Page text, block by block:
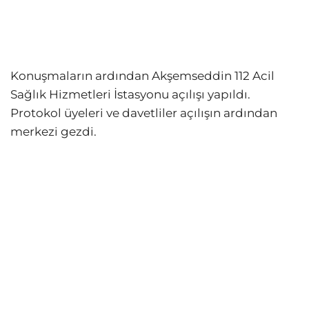
Konuşmaların ardından Akşemseddin 112 Acil
Sağlık Hizmetleri İstasyonu açılışı yapıldı.
Protokol üyeleri ve davetliler açılışın ardından
merkezi gezdi.